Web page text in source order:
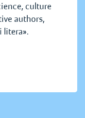
culture
authors,
litera».